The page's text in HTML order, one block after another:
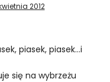
2012
piasek, piasek…i
się na wybrzeżu